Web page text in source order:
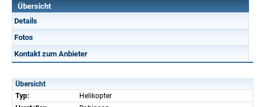
Übersicht
Details
Fotos
Kontakt zum Anbieter
Übersicht
Typ:
Helikopter